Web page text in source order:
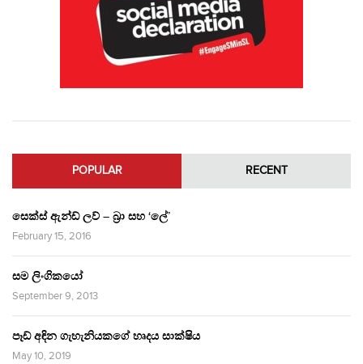
POPULAR RECENT
සෙක්ස් ඇන්ඩ් ලව් – බ්‍රා සහ ‘ලේ’
February 15, 2016
සම ලිංගිකයෝ
September 9, 2013
පෑඩ් අඳින ගැහැනියකගේ හෘදය සාක්ෂිය
May 10, 2019